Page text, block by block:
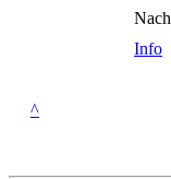
Info
^